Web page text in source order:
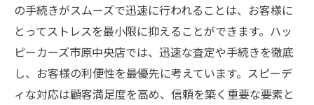
の手続きがスムーズで迅速に行われることは、お客様に
とってストレスを最小限に抑えることができます。ハッ
ピーカーズ市原中央店では、迅速な査定や手続きを徹底
し、お客様の利便性を最優先に考えています。スピーデ
ィな対応は顧客満足度を高め、信頼を築く重要な要素と